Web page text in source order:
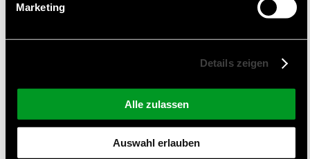
Marketing
Details zeigen
Alle zulassen
Auswahl erlauben
Geeignete Anwendungen
Zertifizierungen und Qualitätsmanagement